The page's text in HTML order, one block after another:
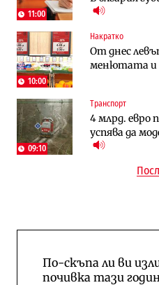
11:00
10:00
Накратко
От днес
менютата и
09:10
Транспорт
4 млрд. евро
успява да
Държавният
работи с 5
АЕЦ
няколко
„Ендуросат“
космически
Доброславци
Лекарствата
попадат в
поръчки?
По-скъпа ли ви
почивка тази